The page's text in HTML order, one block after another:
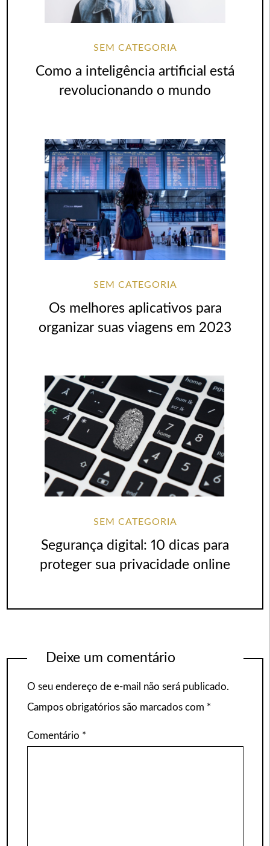
SEM CATEGORIA
Como a inteligência artificial está
revolucionando o mundo
SEM CATEGORIA
Os melhores aplicativos para
organizar suas viagens em 2023
SEM CATEGORIA
Segurança digital: 10 dicas para
proteger sua privacidade online
Deixe um comentário
O seu endereço de e-mail não será publicado.
Campos obrigatórios são marcados com *
Comentário *